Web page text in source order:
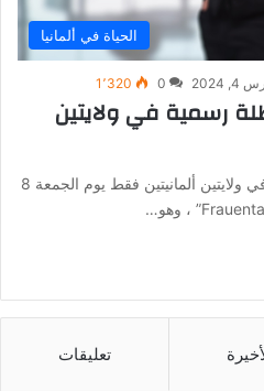
الحياة في ألمانيا
2024
0 1٬320
رسمية في ولايتين
يوم المرأة العالمي عطلة رسمية في ولايتين ألمانيتين فقط يوم الجمعة 8
تعليقات